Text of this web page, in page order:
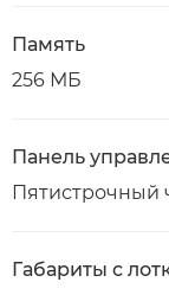
Память
256 МБ
Панель
Габариты с